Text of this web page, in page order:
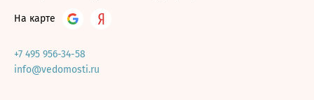
На карте
+7 495 956-34-58
info@vedomosti.ru